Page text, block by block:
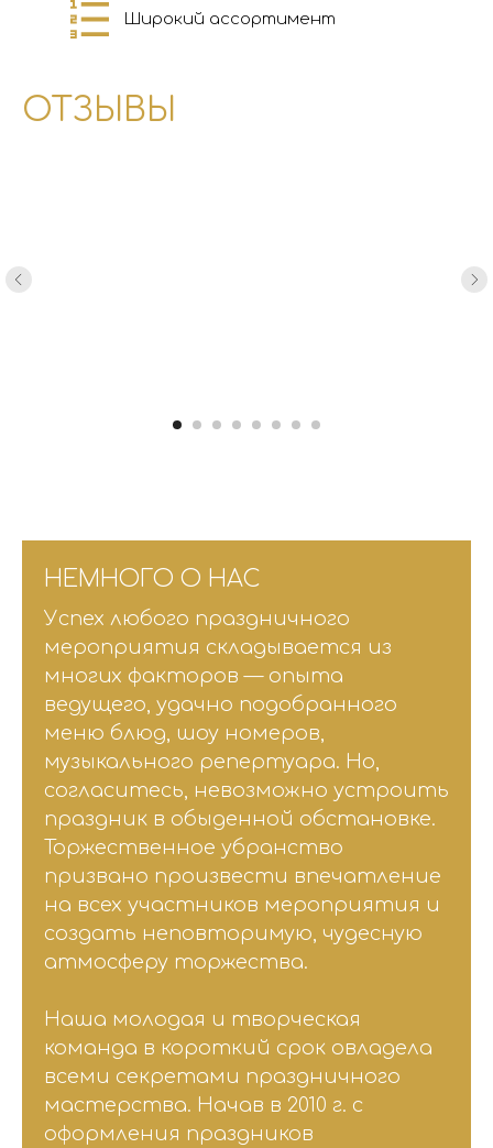
Широкий ассортимент
ОТЗЫВЫ
НЕМНОГО О НАС
Успех любого праздничного
мероприятия складывается из
многих факторов — опыта
ведущего, удачно подобранного
меню блюд, шоу номеров,
музыкального репертуара. Но,
согласитесь, невозможно устроить
праздник в обыденной обстановке.
Торжественное убранство
призвано произвести впечатление
на всех участников мероприятия и
создать неповторимую, чудесную
атмосферу торжества.
Наша молодая и творческая
команда в короткий срок овладела
всеми секретами праздничного
мастерства. Начав в 2010 г. с
оформления праздников